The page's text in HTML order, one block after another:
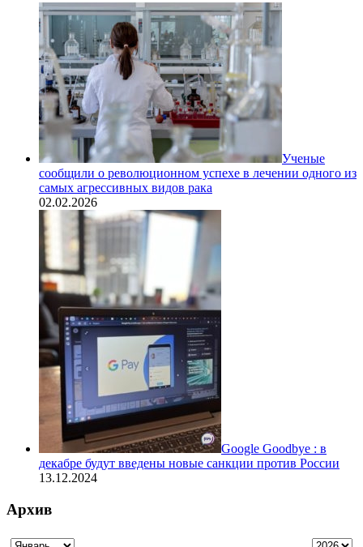
Ученые
сообщили о революционном успехе в лечении одного из
самых агрессивных видов рака
02.02.2026
Google Goodbye : в
декабре будут введены новые санкции против России
13.12.2024
Архив